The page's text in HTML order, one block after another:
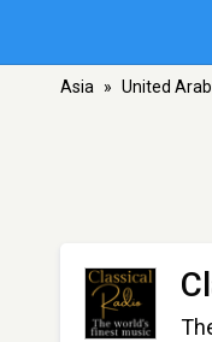
Asia » United